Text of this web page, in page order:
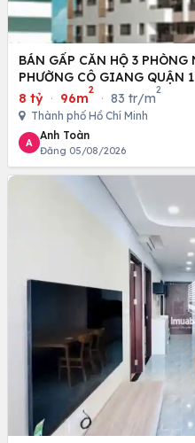
BÁN GẤP CĂN HỘ 3
PHƯỜNG CÔ GIANG QUẬN 1
8 tỷ · 96m
2
· 83 tr/m
2
Thành phố Hồ Chí Minh
A
Anh Toàn
Đăng 05/08/2026